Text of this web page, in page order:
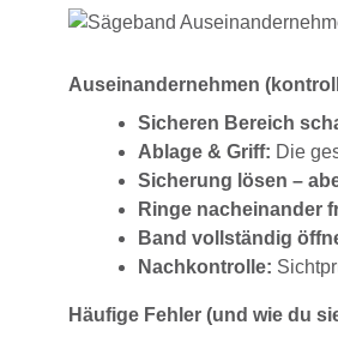
Auseinandernehmen
Sicheren Bereich
Ablage & Griff: Die
Sicherung lösen –
Ringe nacheinander
Band vollständig
Nachkontrolle:
Häufige Fehler (und wie du